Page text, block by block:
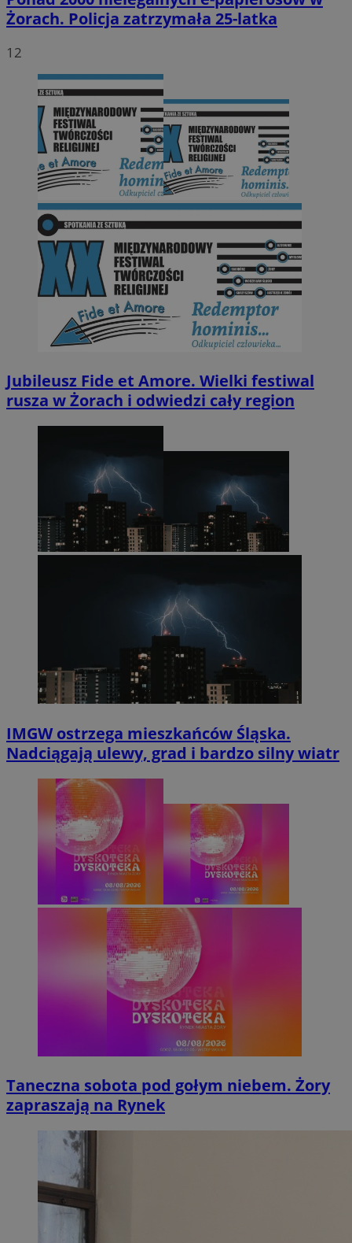
Żorach. Policja zatrzymała 25-latka
12
Jubileusz Fide et Amore. Wielki festiwal
rusza w Żorach i odwiedzi cały region
IMGW ostrzega mieszkańców Śląska.
Nadciągają ulewy, grad i bardzo silny wiatr
Taneczna sobota pod gołym niebem. Żory
zapraszają na Rynek